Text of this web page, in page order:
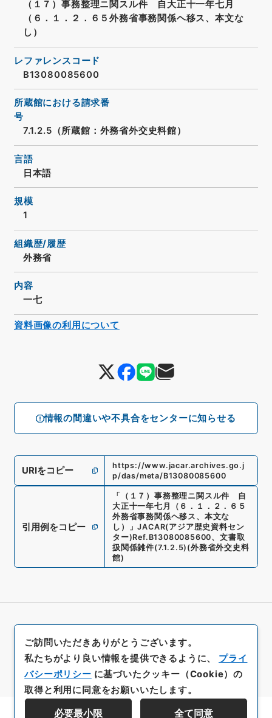
情報の間違いや不具合をセンターに知らせる
（１７）事務整理ニ関スル件 自大正十一年七月
（６．１．２．６５外務省事務関係ヘ移ス、本文な
し）
レファレンスコード
B13080085600
所蔵館における請求番
号
7.1.2.5（所蔵館：外務省外交史料館）
言語
日本語
規模
1
組織歴/履歴
外務省
内容
一七
URIをコピー
https://www.jacar.archives.go.j
p/das/meta/B13080085600
引用例をコピー
「
（１７）事務整理ニ関スル件 自
大正十一年七月（６．１．２．６５
外務省事務関係ヘ移ス、本文な
し）
」JACAR(アジア歴史資料セン
ター)Ref. B13080085600、文書取
扱関係雑件(7.1.2.5) (外務省外交史料
館)
資料画像の利用について
ご訪問いただきありがとうございます。
私たちがより良い情報を提供できるように、 プライ
バシーポリシー に基づいたクッキー（Cookie）の
取得と利用に同意をお願いいたします。
必要最小限 全て同意